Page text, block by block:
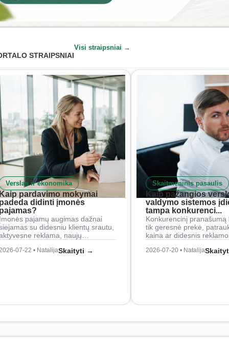
STRAIPSNIAI
Visi straipsniai →
Verslas ir ekonomika
pardavimo mokymai
didinti įmonės
pajamų augimas dažnai
su didesniu klientų srautu,
reklama, naujų…
07-22 • NatalijaSkaityti →
Skaitmeninis pasaulis
Kaip pažangios
valdymo sistemos
tampa konkurenci...
Konkurencinį pranašumą
tik geresnė prekė,
kaina ar didesnis
2026-07-20 • Natalija